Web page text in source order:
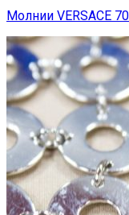
Молнии VERSACE